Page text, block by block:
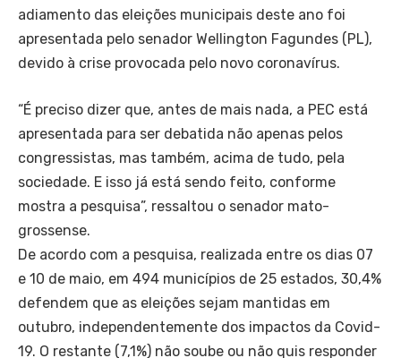
adiamento das eleições municipais deste ano foi
apresentada pelo senador Wellington Fagundes (PL),
devido à crise provocada pelo novo coronavírus.
“É preciso dizer que, antes de mais nada, a PEC está
apresentada para ser debatida não apenas pelos
congressistas, mas também, acima de tudo, pela
sociedade. E isso já está sendo feito, conforme
mostra a pesquisa”, ressaltou o senador mato-
grossense.
De acordo com a pesquisa, realizada entre os dias 07
e 10 de maio, em 494 municípios de 25 estados, 30,4%
defendem que as eleições sejam mantidas em
outubro, independentemente dos impactos da Covid-
19. O restante (7,1%) não soube ou não quis responder